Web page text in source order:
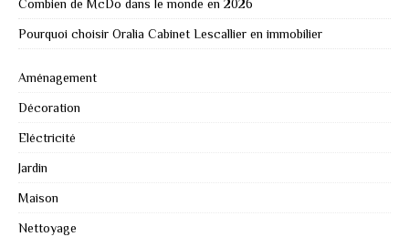
Combien de McDo dans le monde en 2026
Pourquoi choisir Oralia Cabinet Lescallier en immobilier
Aménagement
Décoration
Eléctricité
Jardin
Maison
Nettoyage